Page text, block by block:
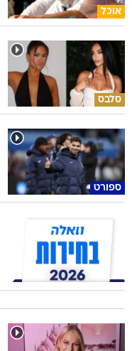
אוכל
סלבס
ספורט